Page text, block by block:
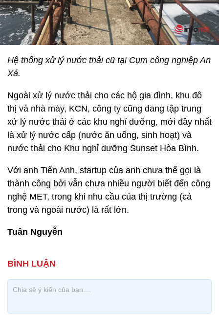
Hệ thống xử lý nước thải cũ tại Cụm công nghiệp An
Xá.
Ngoài xử lý nước thải cho các hộ gia đình, khu đô
thị và nhà máy, KCN, công ty cũng đang tập trung
xử lý nước thải ở các khu nghỉ dưỡng, mới đây nhất
là xử lý nước cấp (nước ăn uống, sinh hoạt) và
nước thải cho Khu nghỉ dưỡng Sunset Hòa Bình.
Với anh Tiến Anh, startup của anh chưa thể gọi là
thành công bởi vẫn chưa nhiều người biết đến công
nghệ MET, trong khi nhu cầu của thị trường (cả
trong và ngoài nước) là rất lớn.
Tuân Nguyễn